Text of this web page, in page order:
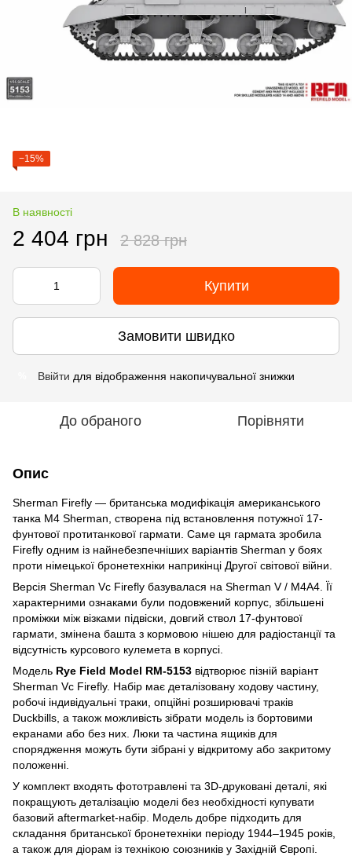
−15%
В наявності
2 404 грн 2 828 грн
Купити
Замовити швидко
Ввійти для відображення накопичувальної знижки
До обраного Порівняти
Опис
Sherman Firefly — британська модифікація американського
танка M4 Sherman, створена під встановлення потужної 17-
фунтової протитанкової гармати. Саме ця гармата зробила
Firefly одним із найнебезпечніших варіантів Sherman у боях
проти німецької бронетехніки наприкінці Другої світової війни.
Версія Sherman Vc Firefly базувалася на Sherman V / M4A4. Її
характерними ознаками були подовжений корпус, збільшені
проміжки між візками підвіски, довгий ствол 17-фунтової
гармати, змінена башта з кормовою нішею для радіостанції та
відсутність курсового кулемета в корпусі.
Модель Rye Field Model RM-5153 відтворює пізній варіант
Sherman Vc Firefly. Набір має деталізовану ходову частину,
робочі індивідуальні траки, опційні розширювачі траків
Duckbills, а також можливість зібрати модель із бортовими
екранами або без них. Люки та частина ящиків для
спорядження можуть бути зібрані у відкритому або закритому
положенні.
У комплект входять фототравлені та 3D-друковані деталі, які
покращують деталізацію моделі без необхідності купувати
базовий aftermarket-набір. Модель добре підходить для
складання британської бронетехніки періоду 1944–1945 років,
а також для діорам із технікою союзників у Західній Європі.